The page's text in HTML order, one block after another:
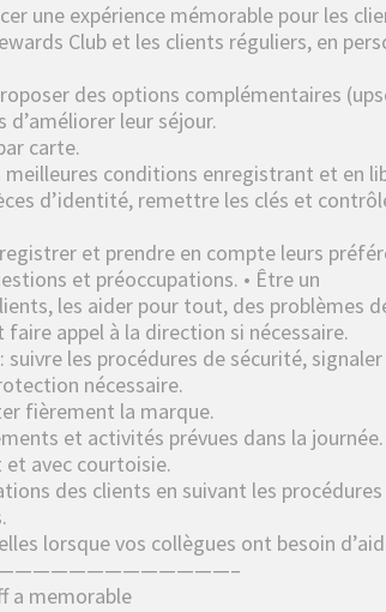
une expérience mémorable pour les
Club et les clients réguliers, en
des options complémentaires
leur séjour.
carte.
meilleures conditions enregistrant et en
d’identité, remettre les clés et
et prendre en compte leurs
et préoccupations. • Être un
les aider pour tout, des problèmes
appel à la direction si nécessaire.
les procédures de sécurité,
nécessaire.
fièrement la marque.
et activités prévues dans la journée.
et avec courtoisie.
des clients en suivant les procédures
lorsque vos collègues ont besoin
a memorable